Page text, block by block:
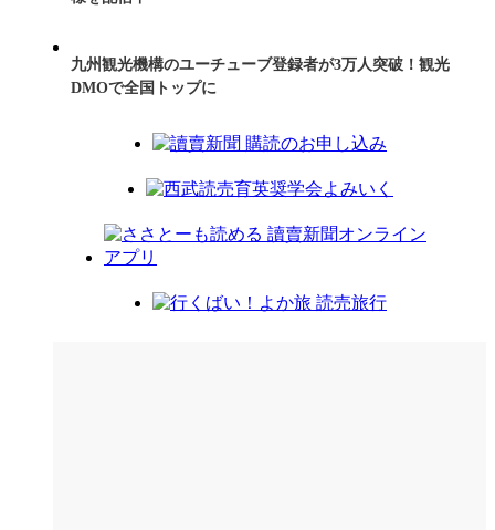
九州観光機構のユーチューブ登録者が3万人突破！観光
DMOで全国トップに